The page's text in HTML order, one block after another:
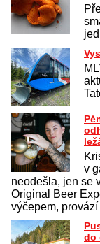
v
neodešla, jen se
Original Beer
výčepem,
do